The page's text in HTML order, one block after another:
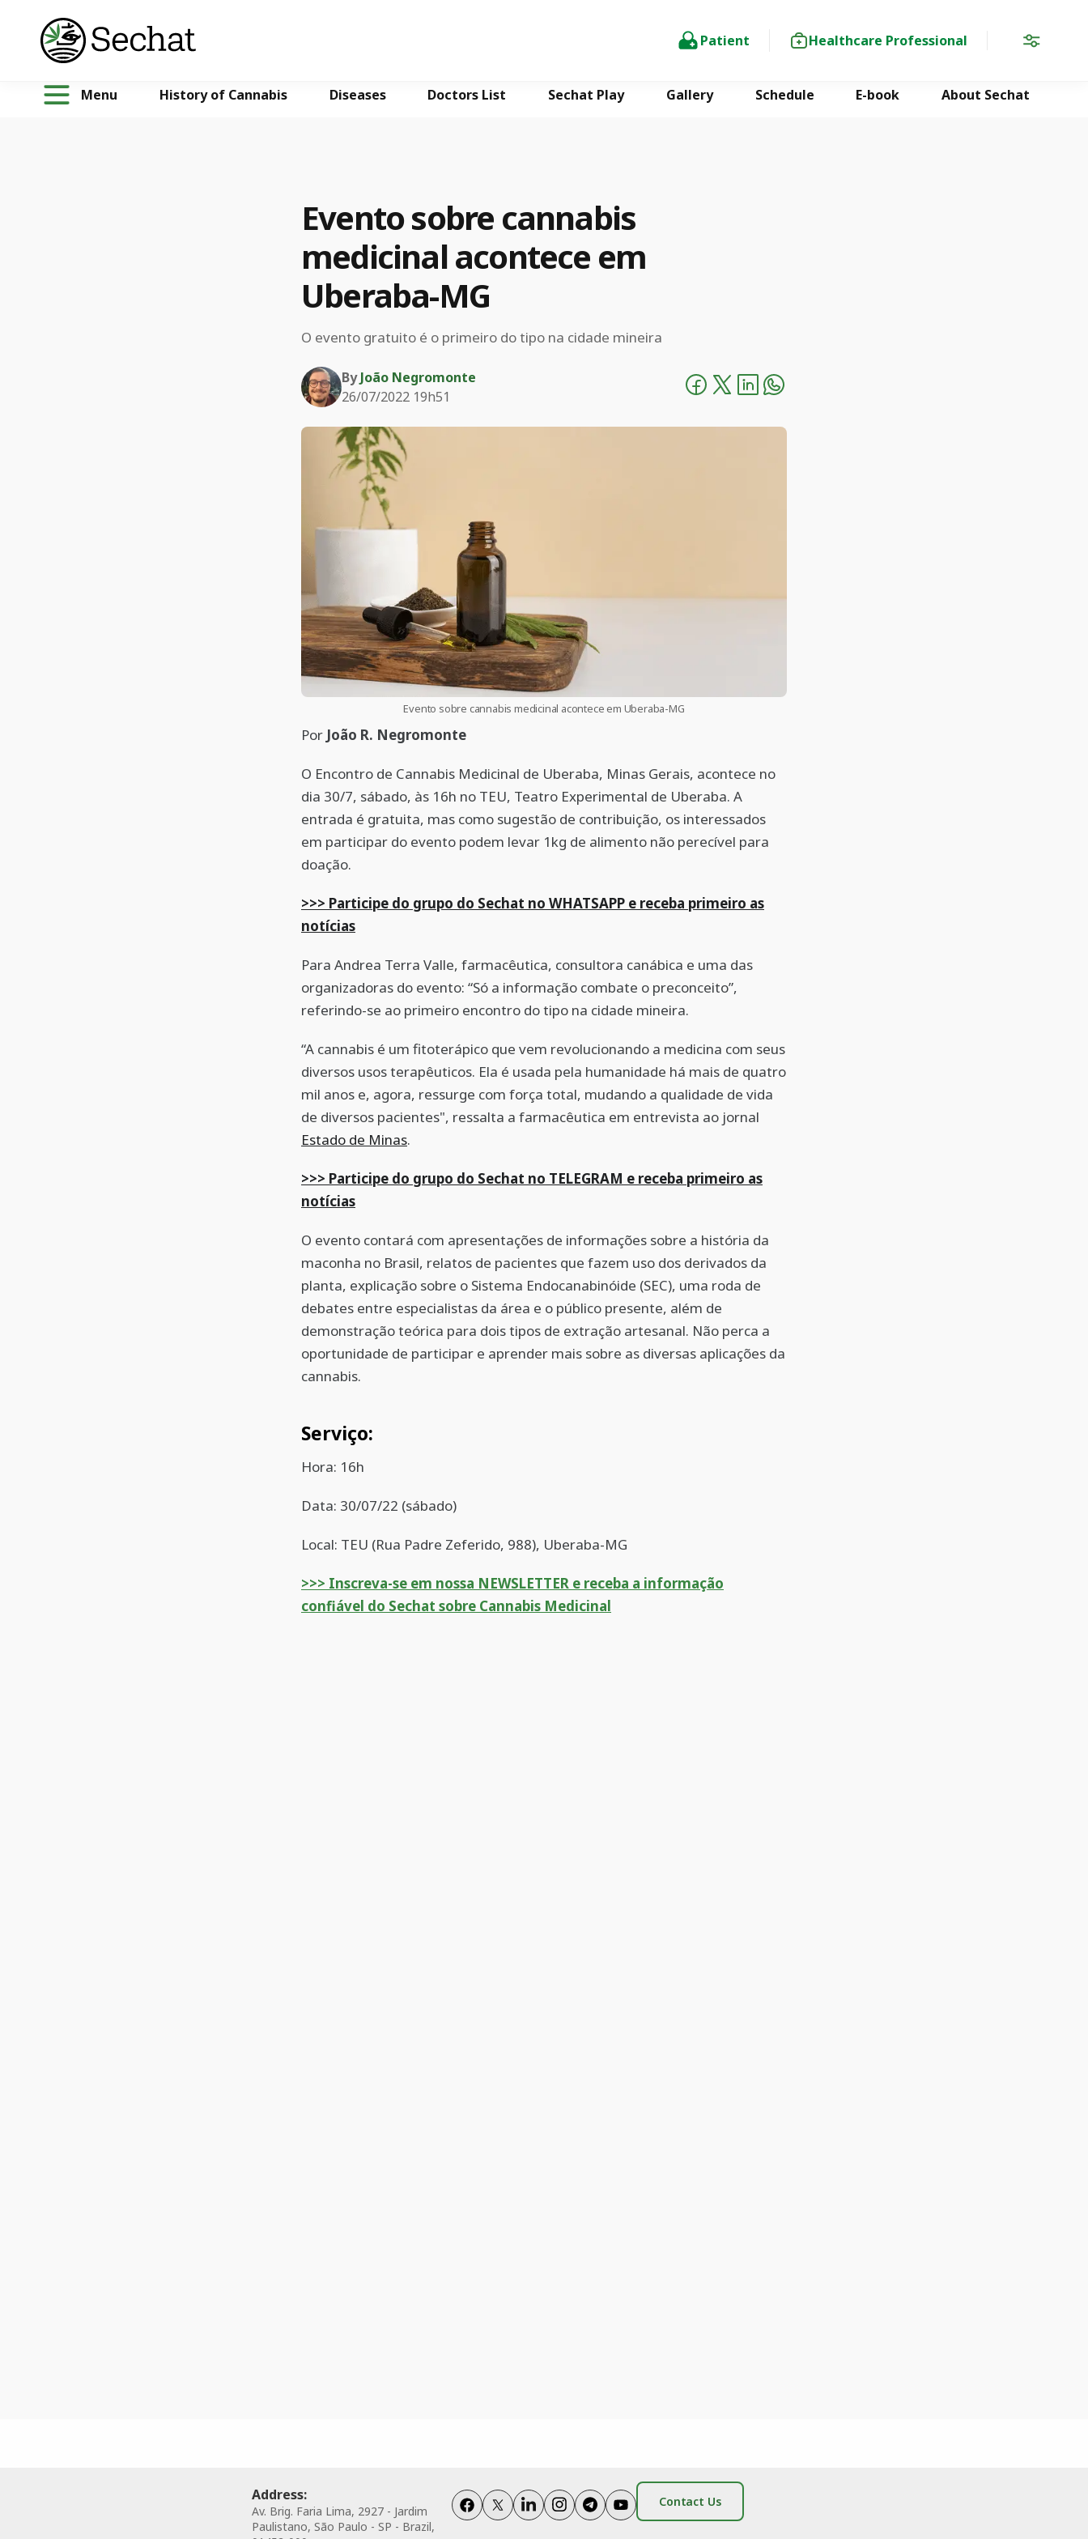
Patient Healthcare Professional
Menu History of Cannabis Diseases Doctors List Sechat Play Gallery Schedule E-book About Sechat
Evento sobre cannabis
medicinal acontece em
Uberaba-MG
O evento gratuito é o primeiro do tipo na cidade mineira
By João Negromonte
26/07/2022 19h51
Evento sobre cannabis medicinal acontece em Uberaba-MG
Por João R. Negromonte
O Encontro de Cannabis Medicinal de Uberaba, Minas Gerais, acontece no
dia 30/7, sábado, às 16h no TEU, Teatro Experimental de Uberaba. A
entrada é gratuita, mas como sugestão de contribuição, os interessados
em participar do evento podem levar 1kg de alimento não perecível para
doação.
>>> Participe do grupo do Sechat no WHATSAPP e receba primeiro as
notícias
Para Andrea Terra Valle, farmacêutica, consultora canábica e uma das
organizadoras do evento: “Só a informação combate o preconceito”,
referindo-se ao primeiro encontro do tipo na cidade mineira.
“A cannabis é um fitoterápico que vem revolucionando a medicina com seus
diversos usos terapêuticos. Ela é usada pela humanidade há mais de quatro
mil anos e, agora, ressurge com força total, mudando a qualidade de vida
de diversos pacientes", ressalta a farmacêutica em entrevista ao jornal
Estado de Minas.
>>> Participe do grupo do Sechat no TELEGRAM e receba primeiro as
notícias
O evento contará com apresentações de informações sobre a história da
maconha no Brasil, relatos de pacientes que fazem uso dos derivados da
planta, explicação sobre o Sistema Endocanabinóide (SEC), uma roda de
debates entre especialistas da área e o público presente, além de
demonstração teórica para dois tipos de extração artesanal. Não perca a
oportunidade de participar e aprender mais sobre as diversas aplicações da
cannabis.
Serviço:
Hora: 16h
Data: 30/07/22 (sábado)
Local: TEU (Rua Padre Zeferido, 988), Uberaba-MG
>>> Inscreva-se em nossa NEWSLETTER e receba a informação
confiável do Sechat sobre Cannabis Medicinal
Address:
Av. Brig. Faria Lima, 2927 - Jardim
Paulistano, São Paulo - SP - Brazil,
Contact Us